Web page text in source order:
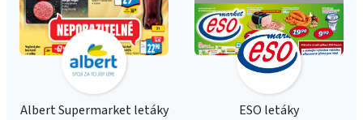
Albert Supermarket letáky ESO letáky